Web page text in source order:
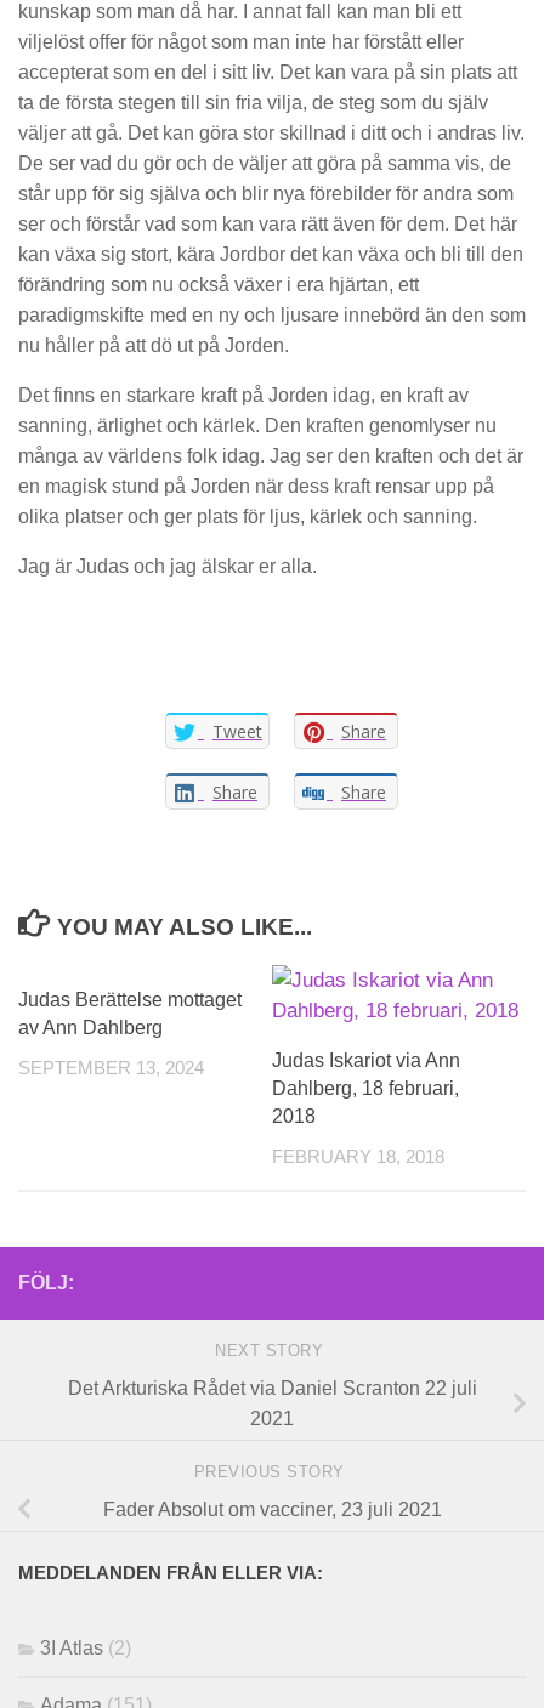
kunskap som man då har. I annat fall kan man bli ett
viljelöst offer för något som man inte har förstått eller
accepterat som en del i sitt liv. Det kan vara på sin plats att
ta de första stegen till sin fria vilja, de steg som du själv
väljer att gå. Det kan göra stor skillnad i ditt och i andras liv.
De ser vad du gör och de väljer att göra på samma vis, de
står upp för sig själva och blir nya förebilder för andra som
ser och förstår vad som kan vara rätt även för dem. Det här
kan växa sig stort, kära Jordbor det kan växa och bli till den
förändring som nu också växer i era hjärtan, ett
paradigmskifte med en ny och ljusare innebörd än den som
nu håller på att dö ut på Jorden.
Det finns en starkare kraft på Jorden idag, en kraft av
sanning, ärlighet och kärlek. Den kraften genomlyser nu
många av världens folk idag. Jag ser den kraften och det är
en magisk stund på Jorden när dess kraft rensar upp på
olika platser och ger plats för ljus, kärlek och sanning.
Jag är Judas och jag älskar er alla.
Tweet Share
Share Share
YOU MAY ALSO LIKE...
Judas Berättelse mottaget
av Ann Dahlberg
SEPTEMBER 13, 2024
Judas Iskariot via Ann
Dahlberg, 18 februari,
2018
FEBRUARY 18, 2018
FÖLJ:
NEXT STORY
Det Arkturiska Rådet via Daniel Scranton 22 juli
2021
PREVIOUS STORY
Fader Absolut om vacciner, 23 juli 2021
MEDDELANDEN FRÅN ELLER VIA:
3I Atlas (2)